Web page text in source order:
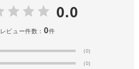
0.0
レビュー件数： 0件
(0)
(0)